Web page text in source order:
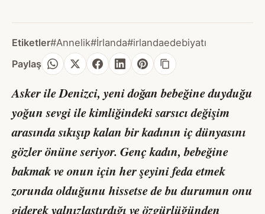
Etiketler#Annelik#İrlanda#irlandaedebiyatı
Paylaş
Asker ile Denizci, yeni doğan bebeğine duyduğu
yoğun sevgi ile kimliğindeki sarsıcı değişim
arasında sıkışıp kalan bir kadının iç dünyasını
gözler önüne seriyor. Genç kadın, bebeğine
bakmak ve onun için her şeyini feda etmek
zorunda olduğunu hissetse de bu durumun onu
giderek yalnızlaştırdığı ve özgürlüğünden